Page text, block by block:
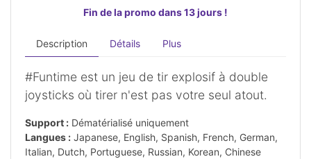
Fin de la promo dans 13 jours !
Description Détails Plus
#Funtime est un jeu de tir explosif à double
joysticks où tirer n'est pas votre seul atout.
Support : Dématérialisé uniquement
Langues : Japanese, English, Spanish, French, German,
Italian, Dutch, Portuguese, Russian, Korean, Chinese